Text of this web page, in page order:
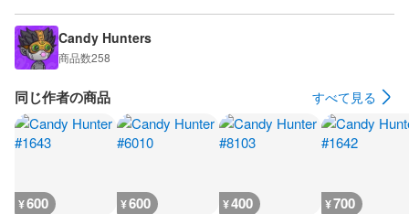
Candy Hunters
商品数258
同じ作者の商品 すべて見る
¥600 ¥600 ¥400 ¥700